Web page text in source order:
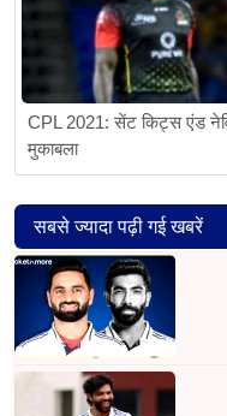
CPL 2021: सेंट किट्स एंड
मुकाबला
सबसे ज्यादा पढ़ी गई खबरें